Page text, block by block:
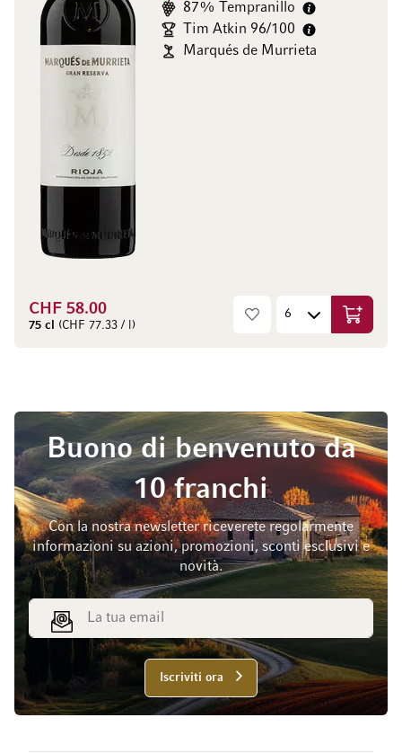
87% Tempranillo
Tim Atkin 96/100
Marqués de Murrieta
CHF 58.00
75 cl (CHF 77.33 / l)
Buono di benvenuto da
10 franchi
Con la nostra newsletter riceverete regolarmente
informazioni su azioni, promozioni, sconti esclusivi e
novità.
Indirizzo email
Iscriviti ora